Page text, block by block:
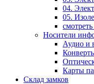
04.
05.
смотреть
Носители
Аудио и
Карты
Склад замков